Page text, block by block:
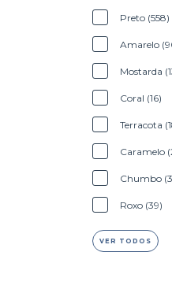
Preto (558)
Amarelo
Mostarda
Coral (16)
Terracota
Caramelo
Chumbo
Roxo (39)
VER TODOS